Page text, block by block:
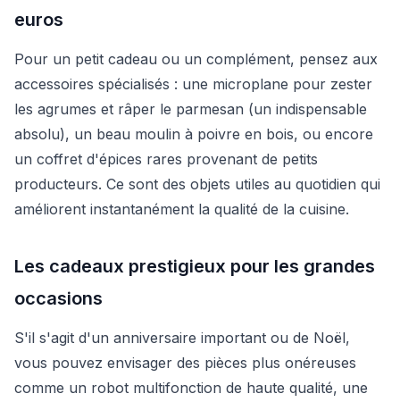
euros
Pour un petit cadeau ou un complément, pensez aux
accessoires spécialisés : une microplane pour zester
les agrumes et râper le parmesan (un indispensable
absolu), un beau moulin à poivre en bois, ou encore
un coffret d'épices rares provenant de petits
producteurs. Ce sont des objets utiles au quotidien qui
améliorent instantanément la qualité de la cuisine.
Les cadeaux prestigieux pour les grandes
occasions
S'il s'agit d'un anniversaire important ou de Noël,
vous pouvez envisager des pièces plus onéreuses
comme un robot multifonction de haute qualité, une